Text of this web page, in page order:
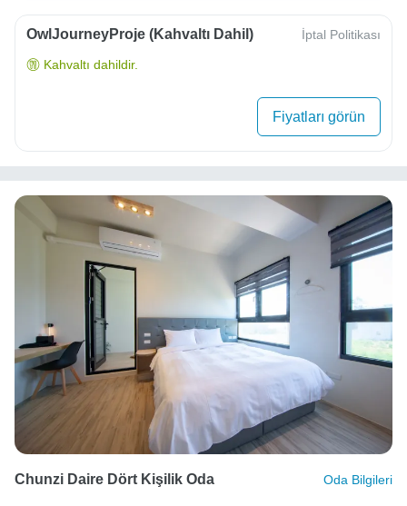
OwlJourneyProje (Kahvaltı Dahil) İptal Politikası
Kahvaltı dahildir.
Fiyatları görün
Chunzi Daire Dört Kişilik Oda Oda Bilgileri